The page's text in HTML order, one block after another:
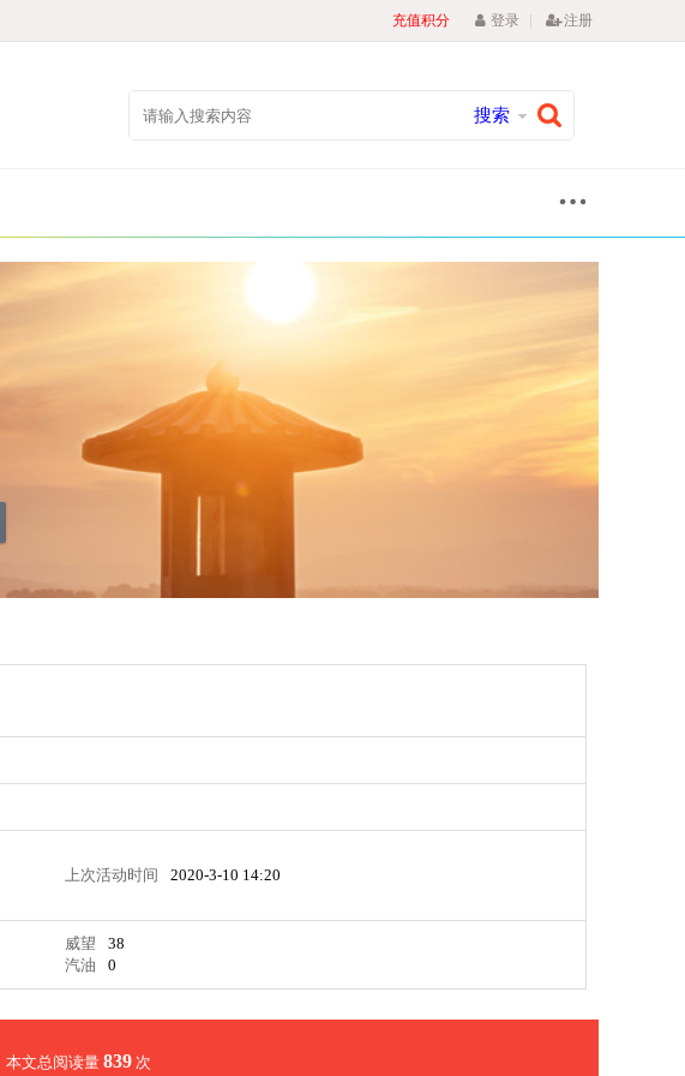
充值积分 登录 | 注册
搜索
上次活动时间
2020-3-10 14:20
威望
38
汽油 0
本文总阅读量 839次